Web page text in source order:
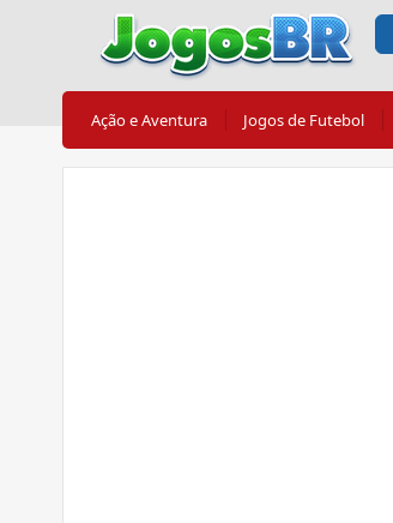
Ação e Aventura Jogos de Futebol